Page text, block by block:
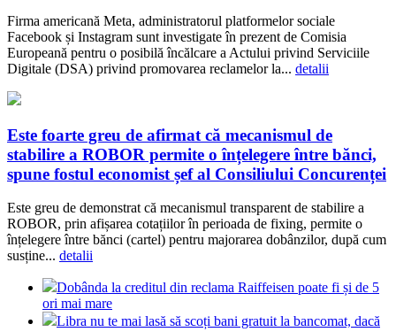
Firma americană Meta, administratorul platformelor sociale
Facebook și Instagram sunt investigate în prezent de Comisia
Europeană pentru o posibilă încălcare a Actului privind Serviciile
Digitale (DSA) privind promovarea reclamelor la... detalii
Este foarte greu de afirmat că mecanismul de
stabilire a ROBOR permite o înțelegere între bănci,
spune fostul economist șef al Consiliului Concurenței
Este greu de demonstrat că mecanismul transparent de stabilire a
ROBOR, prin afișarea cotațiilor în perioada de fixing, permite o
înțelegere între bănci (cartel) pentru majorarea dobânzilor, după cum
susține... detalii
Dobânda la creditul din reclama Raiffeisen poate fi și de 5
ori mai mare
Libra nu te mai lasă să scoți bani gratuit la bancomat, dacă